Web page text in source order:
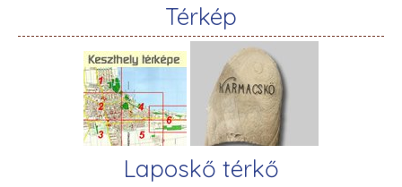
Térkép
Laposkő térkő